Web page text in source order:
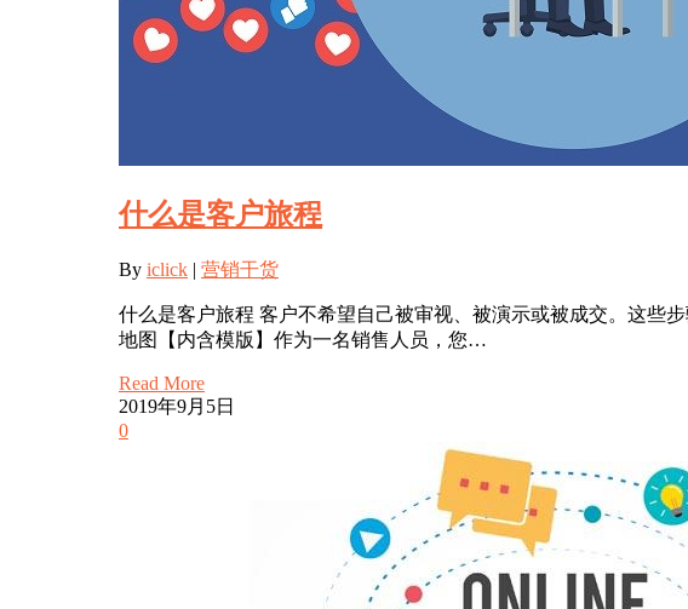
什么是客户旅程
By iclick | 营销干货
什么是客户旅程 客户不希望自己被审视、被演示或被成交。这些
地图【内含模版】作为一名销售人员，您…
Read More
2019年9月5日
0